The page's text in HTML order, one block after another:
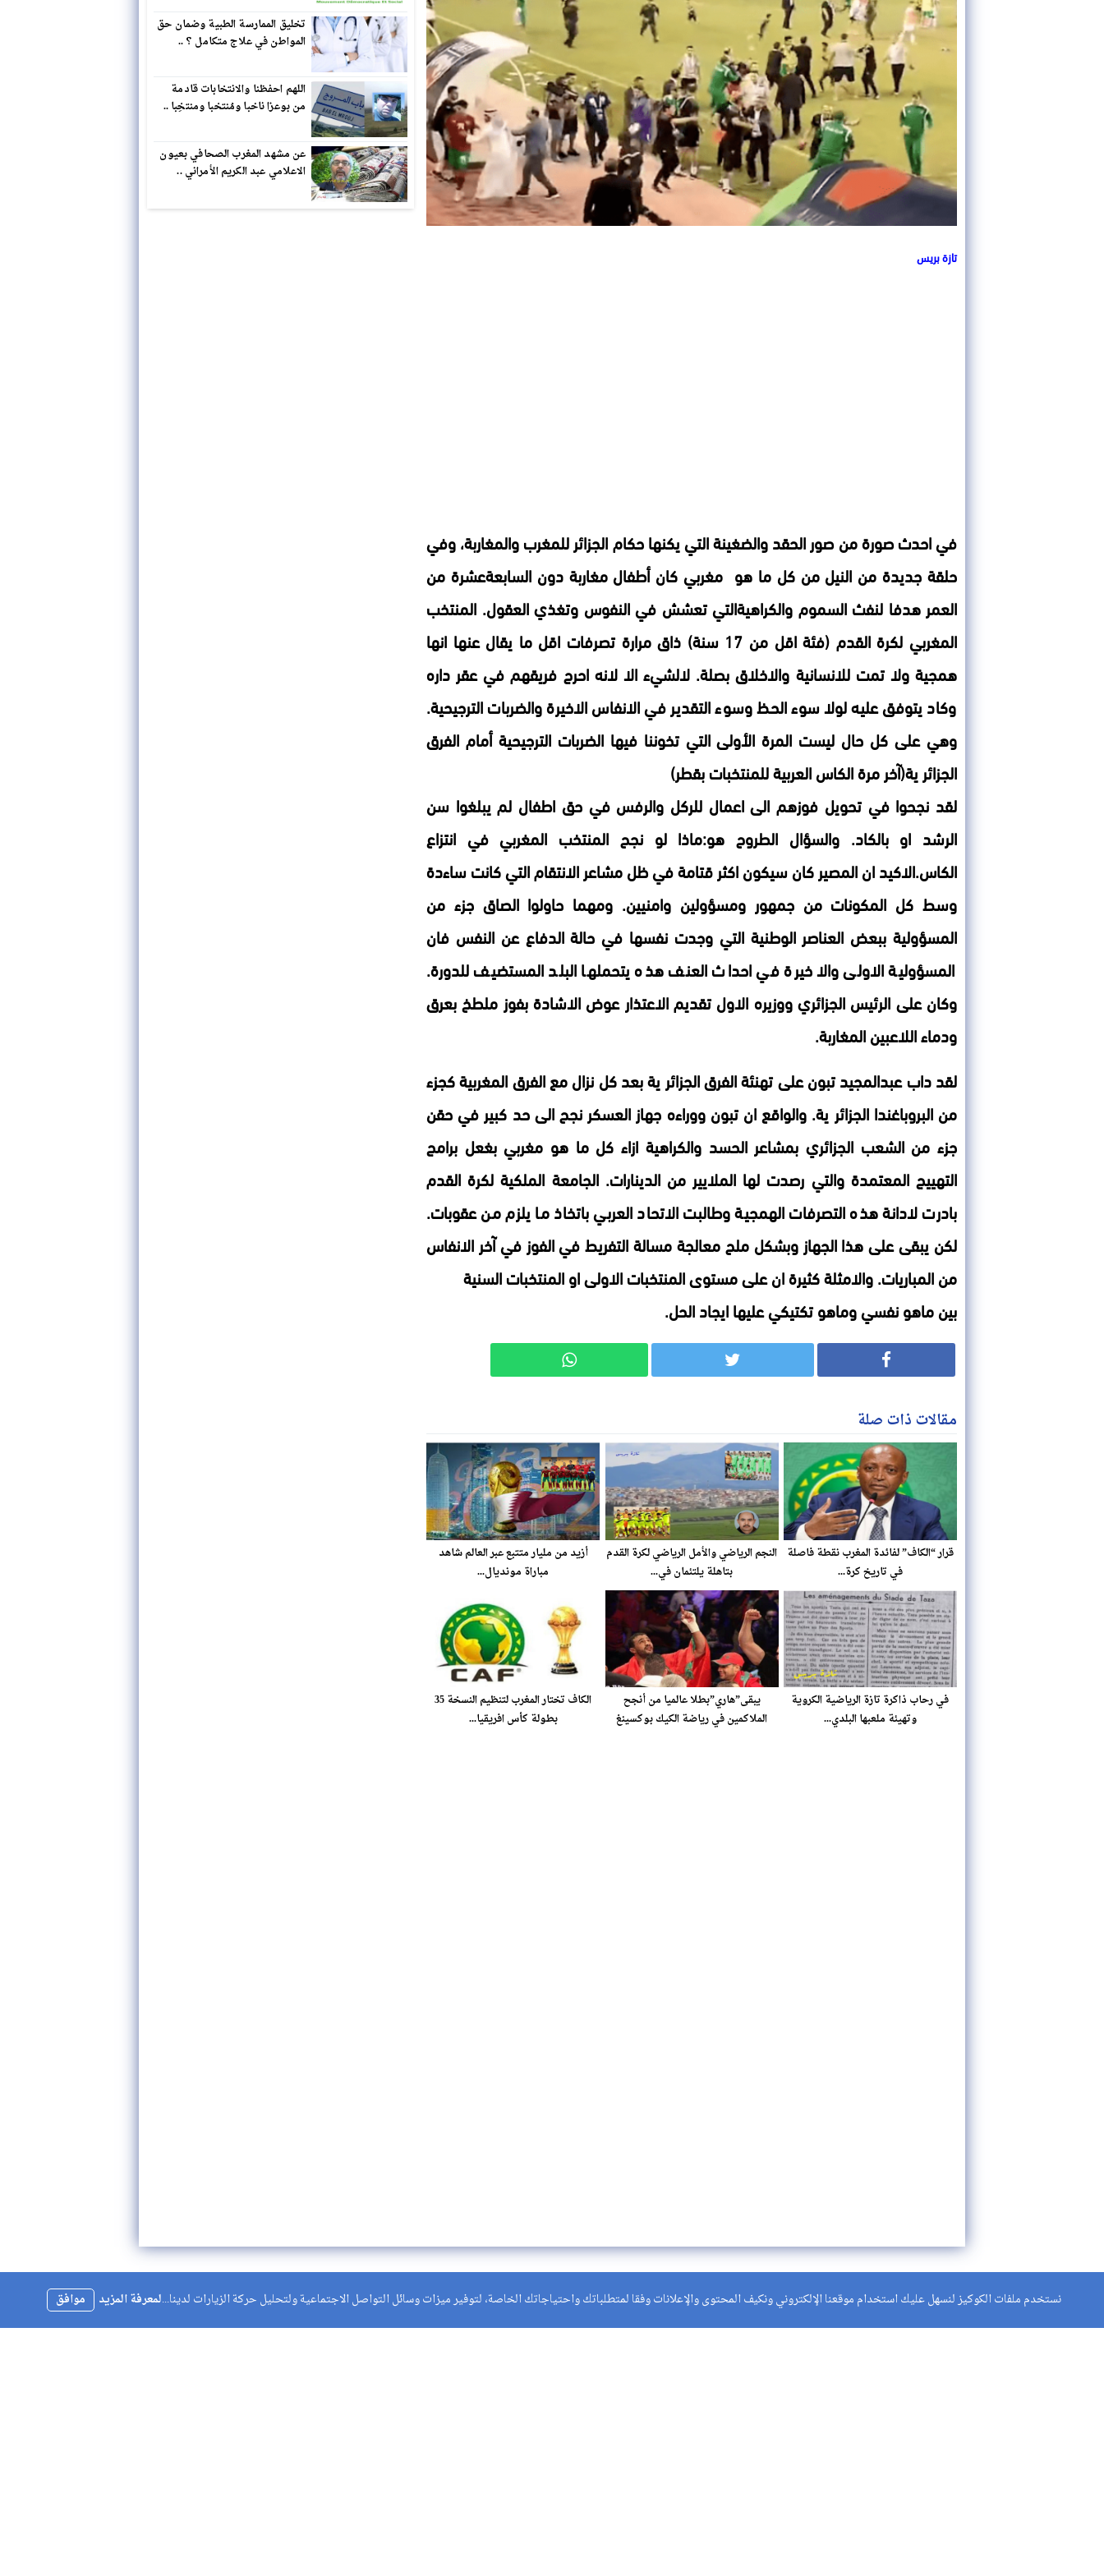
تازة بريس
في احدث صورة من صور الحقد والضغينة التي يكنها حكام الجزائر للمغرب والمغاربة، وفي
حلقة جديدة من النيل من كل ما هو مغربي كان أطفال مغاربة دون السابعةعشرة من
العمر هدفا لنفث السموم والكراهيةالتي تعشش في النفوس وتغذي العقول. المنتخب
المغربي لكرة القدم (فئة اقل من 17 سنة) ذاق مرارة تصرفات اقل ما يقال عنها انها
همجية ولا تمت للانسانية والاخلاق بصلة. لالشيء الا لانه احرج فريقهم في عقر داره
وكاد يتوفق عليه لولا سوء الحظ وسوء التقدير في الانفاس الاخيرة والضربات الترجيحية.
وهي على كل حال ليست المرة الأولى التي تخوننا فيها الضربات الترجيحية أمام الفرق
الجزائر ية(آخر مرة الكاس العربية للمنتخبات بقطر)
لقد نجحوا في تحويل فوزهم الى اعمال للركل والرفس في حق اطفال لم يبلغوا سن
الرشد او بالكاد.والسؤال الطروح هو:ماذا لو نجح المنتخب المغربي في انتزاع
الكاس.الاكيد ان المصير كان سيكون اكثر قتامة في ظل مشاعر الانتقام التي كانت ساءدة
وسط كل المكونات من جمهور ومسؤولين وامنيين. ومهما حاولوا الصاق جزء من
المسؤولية ببعض العناصر الوطنية التي وجدت نفسها في حالة الدفاع عن النفس فان
المسؤولية الاولى والا خيرة في احداث العنف هذه يتحملها البلد المستضيف للدورة.
وكان على الرئيس الجزائري ووزيره الاول تقديم الاعتذار عوض الاشادة بفوز ملطخ بعرق
ودماء اللاعبين المغاربة.
لقد داب عبدالمجيد تبون على تهنئة الفرق الجزائر ية بعد كل نزال مع الفرق المغربية كجزء
من البروباغندا الجزائر ية. والواقع ان تبون ووراءه جهاز العسكر نجح الى حد كبير في حقن
جزء من الشعب الجزائري بمشاعر الحسد والكراهية ازاء كل ما هو مغربي بغعل برامج
التهييج المعتمدة والتي رصدت لها الملايير من الدينارات. الجامعة الملكية لكرة القدم
بادرت لادانة هذه التصرفات الهمجية وطالبت الاتحاد العربي باتخاذ ما يلزم من عقوبات.
لكن يبقى على هذا الجهاز وبشكل ملح معالجة مسالة التفريط في الفوز في آخر الانفاس
من المباريات. والامثلة كثيرة ان على مستوى المنتخبات الاولى او المنتخبات السنية
بين ماهو نفسي وماهو تكتيكي عليها ايجاد الحل.
مقالات ذات صلة
قرار “الكاف” لفائدة المغرب نقطة فاصلة
في تاريخ كرة...
النجم الرياضي والأمل الرياضي لكرة القدم
بتاهلة يلتئمان في...
أزيد من مليار متتبع عبر العالم شاهد
مباراة مونديال...
في رحاب ذاكرة تازة الرياضية الكروية
وتهيئة ملعبها البلدي...
يبقى”هاري”بطلا عالميا من أنجح
الملاكمين في رياضة الكيك بوكسينغ
الكاف تختار المغرب لتنظيم النسخة 35
بطولة كأس افريقيا...
تخليق الممارسة الطبية وضمان حق
المواطن في علاج متكامل ؟ ..
اللهم احفظنا والانتخابات قادمة
من بوعزا ناخبا ومُنتخبا ومنتخِبا ..
عن مشهد المغرب الصحافي بعيون
الاعلامي عبد الكريم الأمراني ..
نستخدم ملفات الكوكيز لنسهل عليك استخدام موقعنا الإلكتروني ونكيف المحتوى والإعلانات وفقا لمتطلباتك واحتياجاتك الخاصة، لتوفير ميزات وسائل التواصل الاجتماعية ولتحليل حركة الزيارات لدينا...لمعرفة المزيد موافق